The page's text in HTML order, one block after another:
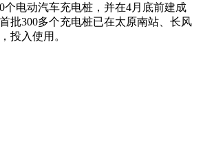
个电动汽车充电桩，并在4月底前建成
批300多个充电桩已在太原南站、长风
投入使用。